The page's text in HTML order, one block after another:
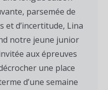
parsemée de
et d’incertitude, Lina
notre jeune junior
aux épreuves
une place
d’une semaine